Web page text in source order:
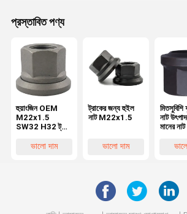
প্রস্তাবিত পণ্য
হুয়াংজিন OEM
M22x1.5
SW32 H32 ট্রাক
কাস্টমাইজযোগ্য
ভালো দাম
ট্রাকের জন্য হুইল
নাট M22x1.5
ভালো দাম
নাট
মানের